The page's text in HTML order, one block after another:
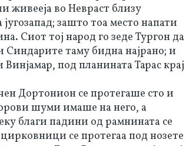
живееја во Невраст близу
зашто тоа место напати
Сиот тој народ го зеде Тургон да
таму бидна најрано; и
под планината Тарас крај
Дортонион се протегаше сто и
шуми имаше на него, а
благи падини од рамнината се
се протегаа под нозете